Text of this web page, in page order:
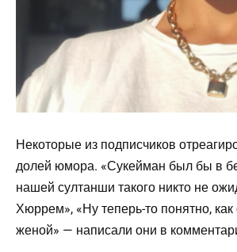
Некоторые из подписчиков
долей юмора. «Сукейман был бы в
нашей султанши такого никто не
Хюррем», «Ну теперь-то понятно,
женой» — написали они в